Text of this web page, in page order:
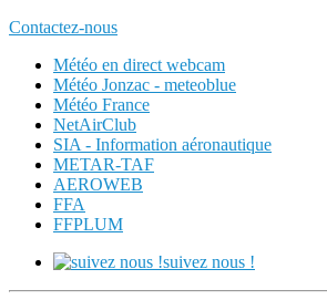
Contactez-nous
Météo en direct webcam
Météo Jonzac - meteoblue
Météo France
NetAirClub
SIA - Information aéronautique
METAR-TAF
AEROWEB
FFA
FFPLUM
suivez nous !